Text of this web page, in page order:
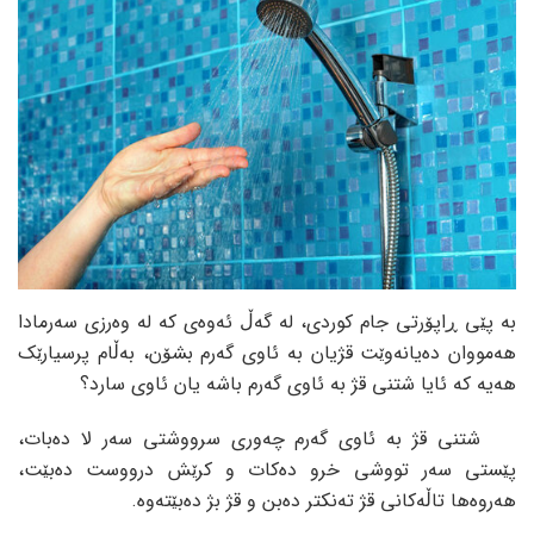
بە پێی ڕاپۆرتی جام کوردی، لە گەڵ ئەوەی کە لە وەرزی سەرمادا
هەمووان دەیانەوێت قژیان بە ئاوی گەرم بشۆن، بەڵام پرسیارێک
هەیە کە ئایا شتنی قژ بە ئاوی گەرم باشە یان ئاوی سارد؟
شتنی قژ بە ئاوی گەرم چەوری سرووشتی سەر لا دەبات،
پێستی سەر تووشی خرو دەکات و کرێش درووست دەبێت،
هەروەها تاڵەکانی قژ تەنکتر دەبن و قژ بژ دەبێتەوە.